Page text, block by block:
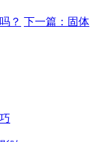
？ 下一篇：固体